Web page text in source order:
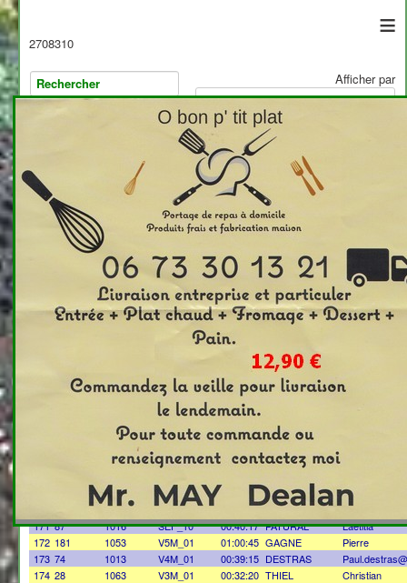
≡
2708310
Afficher par
Dossard clt_catsys Temps Nom
151 146 V1F_13 00:46:44 ORSET
38 SEM_13 00:33:31 ACKERMANN
95 920 SEF_13 00:41:14 BRUYAS
ROGE
Philippe
1072 V2F_12 01:05:11 LAPIERRE
955 V1M_12 00:38:51 MANCINI
Régis
1002 V1F_12 00:45:40 DUL
Céline
158 36 986 SEM_12 00:33:19 LAURIER
Pierre
SEF_12 CHEZE
V2M_11 00:39:14
00:53:30 VIGNE
V1M_11 00:38:43 TAILLANDIER
Vincent
130 974 V1F_11 00:45:00 MAGAND
Caroline
SEM_11 00:32:33
941 SEF_11 00:40:38 ZINBERG
1077 V2M_10 00:39:08 LAMARCA
1009 V2F_10 00:49:09 CHAUD
00:34:35
1039 V1F_10 00:43:32 FAYET
Gaelle
1034 SEM_10 00:29:44 MAITRE
Loic
171 87 1016 SEF_10 00:40:17 PATURAL
Laetitia
172 181 1053 V5M_01 01:00:45 GAGNE
Pierre
173 74 1013 V4M_01 00:39:15 DESTRAS
174 28 1063 V3M_01 00:32:20 THIEL
Christian